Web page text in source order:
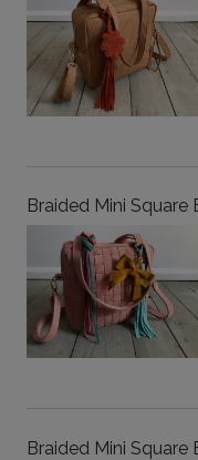
Braided Mini Square
Braided Mini Square